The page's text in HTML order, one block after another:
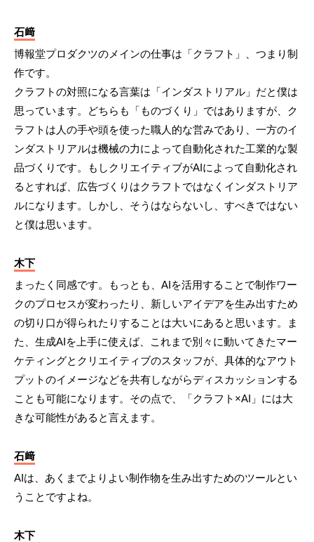
石﨑
博報堂プロダクツのメインの仕事は「クラフト」、つまり制
作です。
クラフトの対照になる言葉は「インダストリアル」だと僕は
思っています。どちらも「ものづくり」ではありますが、ク
ラフトは人の手や頭を使った職人的な営みであり、一方のイ
ンダストリアルは機械の力によって自動化された工業的な製
品づくりです。もしクリエイティブがAIによって自動化され
るとすれば、広告づくりはクラフトではなくインダストリア
ルになります。しかし、そうはならないし、すべきではない
と僕は思います。
木下
まったく同感です。もっとも、AIを活用することで制作ワー
クのプロセスが変わったり、新しいアイデアを生み出すため
の切り口が得られたりすることは大いにあると思います。ま
た、生成AIを上手に使えば、これまで別々に動いてきたマー
ケティングとクリエイティブのスタッフが、具体的なアウト
プットのイメージなどを共有しながらディスカッションする
ことも可能になります。その点で、「クラフト×AI」には大
きな可能性があると言えます。
石﨑
AIは、あくまでよりよい制作物を生み出すためのツールとい
うことですよね。
木下